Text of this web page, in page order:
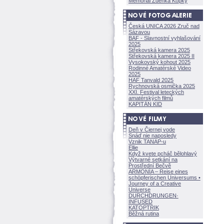
Česká UNICA 2026 Zruč nad
Sázavou
BAF - Slavnostní vyhlašování
2025
Střekovská kamera 2025
Střekovská kamera 2025 II
Vysokovský kohout 2025
Rodinné Amatérské Video
2025
HAF Tanvald 2025
Rychnovská osmička 2025
XXI. Festival leteckých
amatérských filmů
KAPITÁN KID
Deň v Čiernej vode
Snáď nie naposledy
Vznik TANAP-u
Ellie
Když kvete pcháč bělohlavý
Výtvarné setkání na
Prostřední Bečvě
ARMONÍA – Reise eines
schöpferischen Universums •
Journey of a Creative
Universe
DURCHDRUNGEN·
INFUSED
KATOPTRIK
Běžná rutina